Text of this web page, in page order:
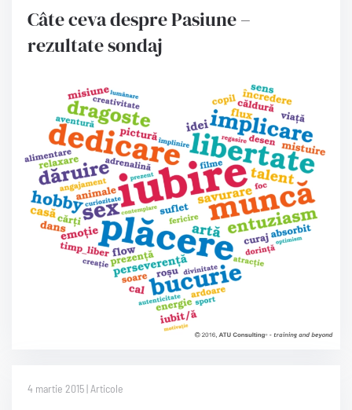
Câte ceva despre Pasiune –
rezultate sondaj
4 martie 2015 | Articole